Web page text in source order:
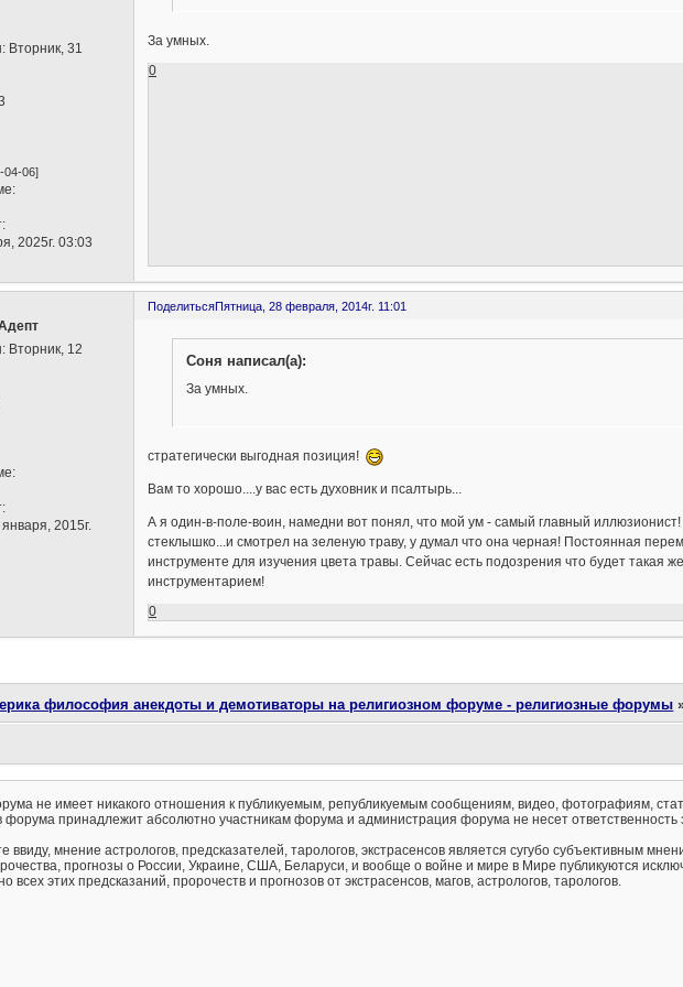
: Вторник, 31
04-06]
2025г. 03:03
За умных.
0
ПоделитьсяПятница, 28 февраля, 2014г. 11:01
: Вторник, 12
2015г.
Соня написал(а):
За умных.
стратегически выгодная позиция!
Вам то хорошо....у вас есть духовник и псалтырь...
А я один-в-поле-воин, намедни вот понял, что мой ум - самый главный иллюзионист!
стеклышко...и смотрел на зеленую траву, у думал что она черная! Постоянная
инструменте для изучения цвета травы. Сейчас есть подозрения что будет такая
инструментарием!
0
философия анекдоты и демотиваторы на религиозном форуме - религиозные форумы
не имеет никакого отношения к публикуемым, републикуемым сообщениям, видео, фотографиям,
форума принадлежит абсолютно участникам форума и администрация форума не несет ответственность
ввиду, мнение астрологов, предсказателей, тарологов, экстрасенсов является сугубо субъективным
прогнозы о России, Украине, США, Беларуси, и вообще о войне и мире в Мире публикуются
всех этих предсказаний, пророчеств и прогнозов от экстрасенсов, магов, астрологов, тарологов.